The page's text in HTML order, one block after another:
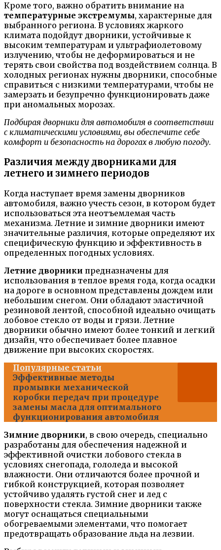
Кроме того, важно обратить внимание на
температурные экстремумы, характерные для
выбранного региона. В условиях жаркого
климата подойдут дворники, устойчивые к
высоким температурам и ультрафиолетовому
излучению, чтобы не деформироваться и не
терять свои свойства под воздействием солнца. В
холодных регионах нужны дворники, способные
справиться с низкими температурами, чтобы не
замерзать и безупречно функционировать даже
при аномальных морозах.
Подбирая дворники для автомобиля в соответствии
с климатическими условиями, вы обеспечите себе
комфорт и безопасность на дорогах в любую погоду.
Различия между дворниками для
летнего и зимнего периодов
Когда наступает время замены дворников
автомобиля, важно учесть сезон, в котором будет
использоваться эта неотъемлемая часть
механизма. Летние и зимние дворники имеют
значительные различия, которые определяют их
специфическую функцию и эффективность в
определенных погодных условиях.
Летние дворники предназначены для
использования в теплое время года, когда осадки
на дороге в основном представлены дождем или
небольшим снегом. Они обладают эластичной
резиновой лентой, способной идеально очищать
лобовое стекло от воды и грязи. Летние
дворники обычно имеют более тонкий и легкий
дизайн, что обеспечивает более плавное
движение при высоких скоростях.
Популярные статьи
Эффективные методы
промывки механической
коробки передач при процедуре
замены масла для оптимального
функционирования автомобиля
Зимние дворники, в свою очередь, специально
разработаны для обеспечения надежной и
эффективной очистки лобового стекла в
условиях снегопада, гололеда и высокой
влажности. Они отличаются более прочной и
гибкой конструкцией, которая позволяет
устойчиво удалять густой снег и лед с
поверхности стекла. Зимние дворники также
могут оснащаться специальными
обогреваемыми элементами, что помогает
предотвращать образование льда на лезвии.